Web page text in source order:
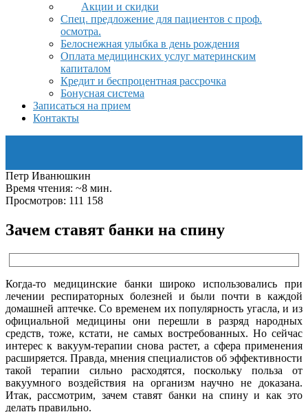
Акции и скидки
Спец. предложение для пациентов с проф.
осмотра.
Белоснежная улыбка в день рождения
Оплата медицинских услуг материнским
капиталом
Кредит и беспроцентная рассрочка
Бонусная система
Записаться на прием
Контакты
Петр Иванюшкин
Время чтения: ~8 мин.
Просмотров: 111 158
Зачем ставят банки на спину
Когда-то медицинские банки широко использовались при
лечении респираторных болезней и были почти в каждой
домашней аптечке. Со временем их популярность угасла, и из
официальной медицины они перешли в разряд народных
средств, тоже, кстати, не самых востребованных. Но сейчас
интерес к вакуум-терапии снова растет, а сфера применения
расширяется. Правда, мнения специалистов об эффективности
такой терапии сильно расходятся, поскольку польза от
вакуумного воздействия на организм научно не доказана.
Итак, рассмотрим, зачем ставят банки на спину и как это
делать правильно.